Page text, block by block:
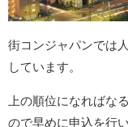
街コンジャパンでは
しています。
上の順位になればな
ので早めに申込を行